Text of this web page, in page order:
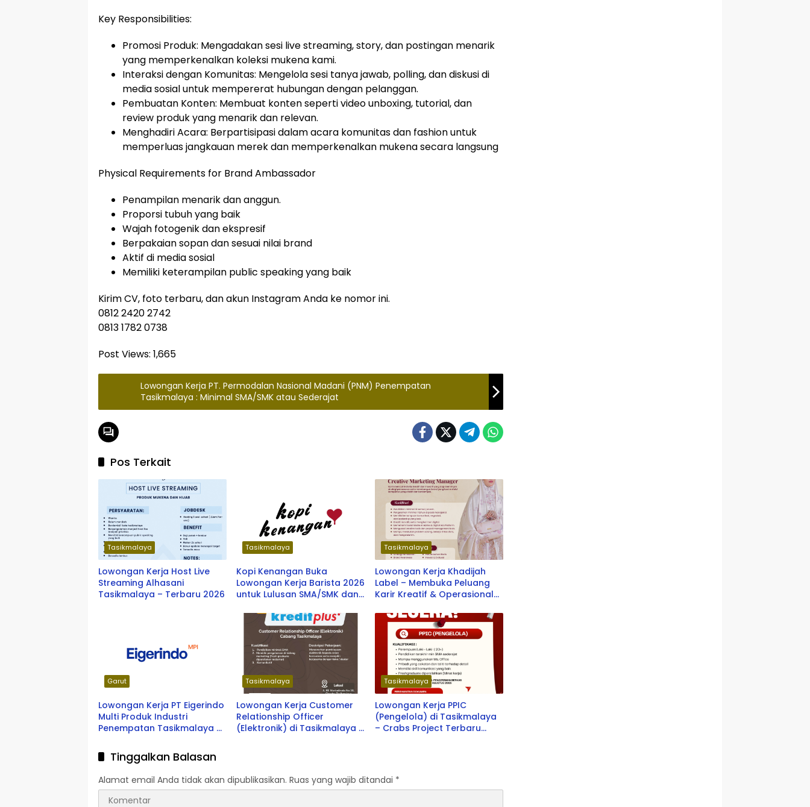
Key Responsibilities:
Promosi Produk: Mengadakan sesi live streaming, story, dan postingan menarik
yang memperkenalkan koleksi mukena kami.
Interaksi dengan Komunitas: Mengelola sesi tanya jawab, polling, dan diskusi di
media sosial untuk mempererat hubungan dengan pelanggan.
Pembuatan Konten: Membuat konten seperti video unboxing, tutorial, dan
review produk yang menarik dan relevan.
Menghadiri Acara: Berpartisipasi dalam acara komunitas dan fashion untuk
memperluas jangkauan merek dan memperkenalkan mukena secara langsung
Physical Requirements for Brand Ambassador
Penampilan menarik dan anggun.
Proporsi tubuh yang baik
Wajah fotogenik dan ekspresif
Berpakaian sopan dan sesuai nilai brand
Aktif di media sosial
Memiliki keterampilan public speaking yang baik
Kirim CV, foto terbaru, dan akun Instagram Anda ke nomor ini.
0812 2420 2742
0813 1782 0738
Post Views: 1,665
Lowongan Kerja PT. Permodalan Nasional Madani (PNM) Penempatan
Tasikmalaya : Minimal SMA/SMK atau Sederajat
Pos Terkait
Tasikmalaya
Lowongan Kerja Host Live
Streaming Alhasani
Tasikmalaya – Terbaru 2026
Tasikmalaya
Kopi Kenangan Buka
Lowongan Kerja Barista 2026
untuk Lulusan SMA/SMK dan
Penempatan di Berbagai
Kota Indonesia
Tasikmalaya
Lowongan Kerja Khadijah
Label – Membuka Peluang
Karir Kreatif & Operasional
Garut
Lowongan Kerja PT Eigerindo
Multi Produk Industri
Penempatan Tasikmalaya &
Tasikmalaya
Lowongan Kerja Customer
Relationship Officer
(Elektronik) di Tasikmalaya –
Tasikmalaya
Lowongan Kerja PPIC
(Pengelola) di Tasikmalaya
– Crabs Project Terbaru
Tinggalkan Balasan
Alamat email Anda tidak akan dipublikasikan. Ruas yang wajib ditandai *